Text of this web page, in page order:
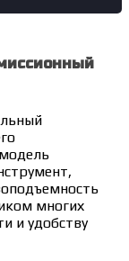
многих
и удобству